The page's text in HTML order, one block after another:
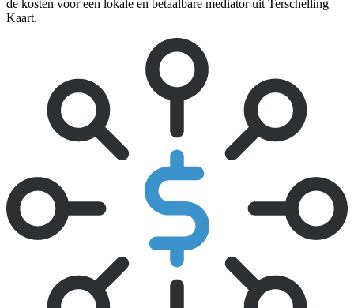
de kosten voor een lokale en betaalbare mediator uit Terschelling
Kaart.